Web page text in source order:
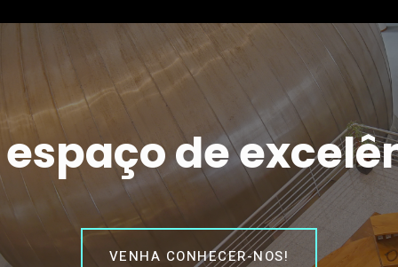
de
VENHA CONHECER-NOS!